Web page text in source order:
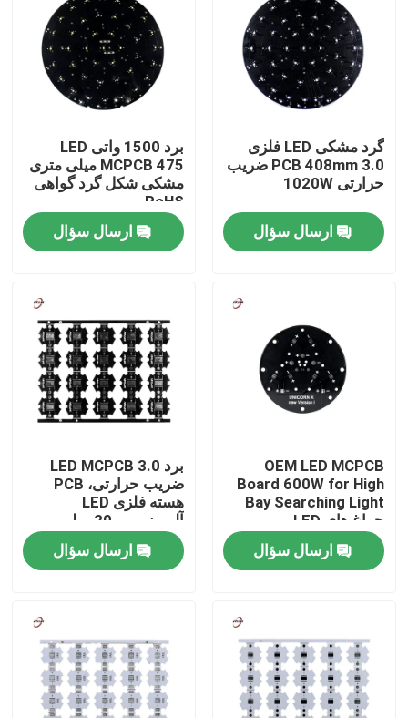
خونه
محصولات
درباره ما
تور کارخانه
کنترل کیفیت
با ما تماس بگیرید
درخواست نقل قول
Shop
گرد مشکی LED فلزی
PCB 408mm 3.0 ضریب
حرارتی 1020W
ارسال سؤال
برد 1500 واتی LED
MCPCB 475 میلی متری
مشکی شکل گرد گواهی
RoHS
ارسال سؤال
OEM LED MCPCB
Board 600W for High
Bay Searching Light
چراغ های LED
ارسال سؤال
برد LED MCPCB 3.0
ضریب حرارتی، PCB
هسته فلزی LED
آلومینیومی 20 میلی
متری
ارسال سؤال